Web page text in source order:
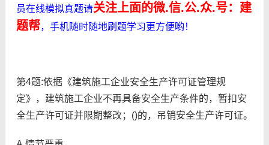
员在线模拟真题请关注上面的微.信.公.众.号：建
题帮，手机随时随地刷题学习更方便哟！
第4题:依据《建筑施工企业安全生产许可证管理规
定》，建筑施工企业不再具备安全生产条件的，暂扣安
全生产许可证并限期整改；()的，吊销安全生产许可证。